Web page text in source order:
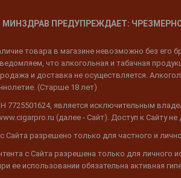
МИНЗДРАВ ПРЕДУПРЕЖДАЕТ:
товара в магазине невозможно без его
что алкогольная и табачная
и доставка не осуществляется.
(Старше 18 лет)
7725501624, является исключительным
(далее - Сайт). Доступ к Сайту
Сайта разрешено только для частного и
с Сайта разрешена только для
ее использовании обязательна активная